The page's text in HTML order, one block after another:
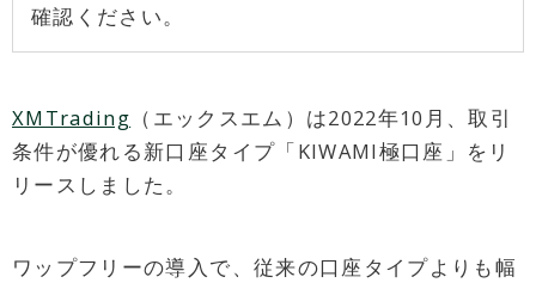
確認ください。
XMTrading （エックスエム）は2022年10月、取引
条件が優れる新口座タイプ「KIWAMI極口座」をリ
リースしました。
ワップフリーの導入で、従来の口座タイプよりも幅